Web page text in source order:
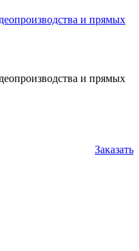
и прямых
и прямых
Заказать